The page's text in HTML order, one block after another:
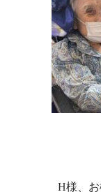
H様、